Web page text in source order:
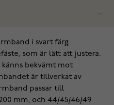
i svart färg.
som är lätt att justera.
bekvämt mot
är tillverkat av
passar till
mm, och 44/45/46/49